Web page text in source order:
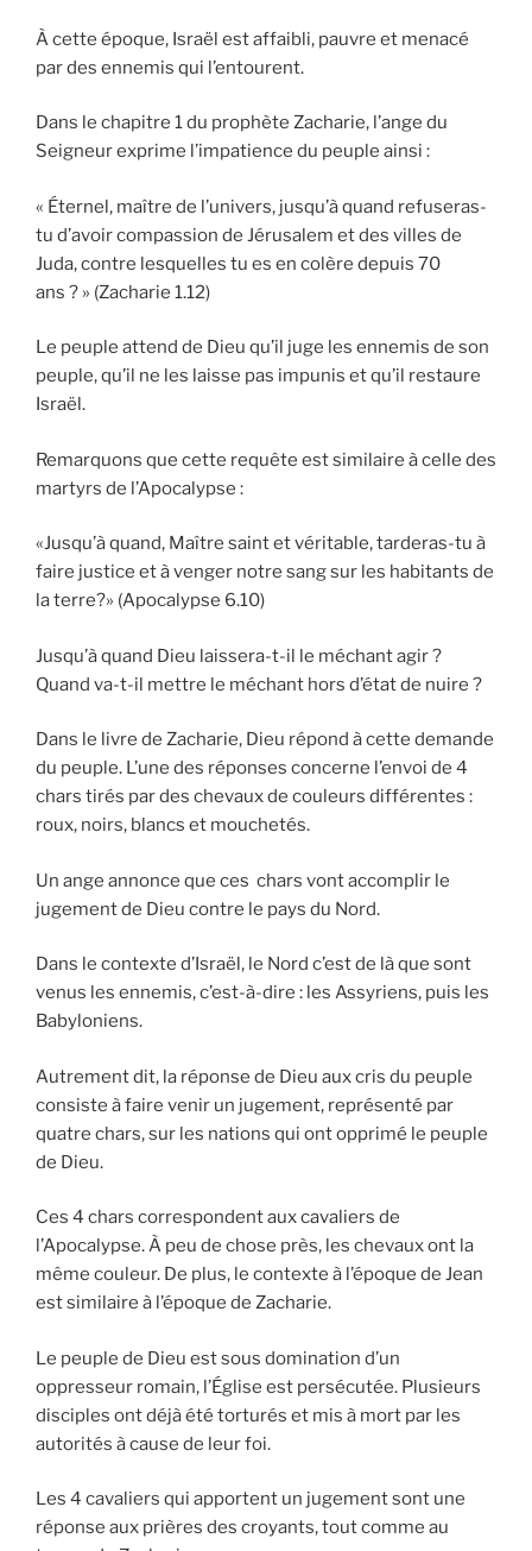
À cette époque, Israël est affaibli, pauvre et menacé
par des ennemis qui l’entourent.
Dans le chapitre 1 du prophète Zacharie, l’ange du
Seigneur exprime l’impatience du peuple ainsi :
« Éternel, maître de l’univers, jusqu’à quand refuseras-
tu d’avoir compassion de Jérusalem et des villes de
Juda, contre lesquelles tu es en colère depuis 70
ans ? » (Zacharie 1.12)
Le peuple attend de Dieu qu’il juge les ennemis de son
peuple, qu’il ne les laisse pas impunis et qu’il restaure
Israël.
Remarquons que cette requête est similaire à celle des
martyrs de l’Apocalypse :
«Jusqu’à quand, Maître saint et véritable, tarderas-tu à
faire justice et à venger notre sang sur les habitants de
la terre?» (Apocalypse 6.10)
Jusqu’à quand Dieu laissera-t-il le méchant agir ?
Quand va-t-il mettre le méchant hors d’état de nuire ?
Dans le livre de Zacharie, Dieu répond à cette demande
du peuple. L’une des réponses concerne l’envoi de 4
chars tirés par des chevaux de couleurs différentes :
roux, noirs, blancs et mouchetés.
Un ange annonce que ces chars vont accomplir le
jugement de Dieu contre le pays du Nord.
Dans le contexte d’Israël, le Nord c’est de là que sont
venus les ennemis, c’est-à-dire : les Assyriens, puis les
Babyloniens.
Autrement dit, la réponse de Dieu aux cris du peuple
consiste à faire venir un jugement, représenté par
quatre chars, sur les nations qui ont opprimé le peuple
de Dieu.
Ces 4 chars correspondent aux cavaliers de
l’Apocalypse. À peu de chose près, les chevaux ont la
même couleur. De plus, le contexte à l’époque de Jean
est similaire à l’époque de Zacharie.
Le peuple de Dieu est sous domination d’un
oppresseur romain, l’Église est persécutée. Plusieurs
disciples ont déjà été torturés et mis à mort par les
autorités à cause de leur foi.
Les 4 cavaliers qui apportent un jugement sont une
réponse aux prières des croyants, tout comme au